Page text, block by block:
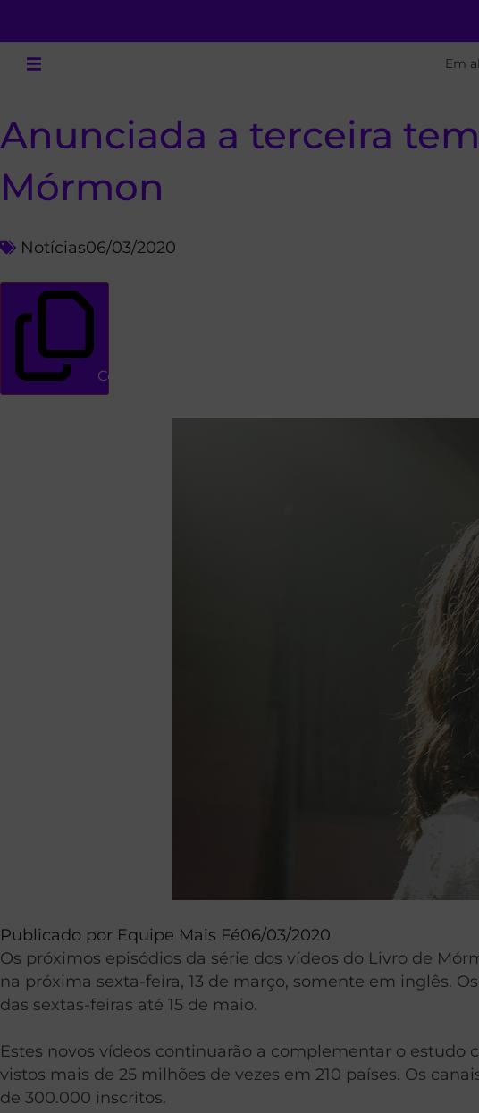
Em
Anunciada a terceira
Mórmon
Notícias06/03/2020
Copiar link
Publicado por Equipe Mais Fé06/03/2020
Os próximos episódios da série dos vídeos do Livro de
na próxima sexta-feira, 13 de março, somente em inglês.
das sextas-feiras até 15 de maio.
Estes novos vídeos continuarão a complementar o estudo
vistos mais de 25 milhões de vezes em 210 países. Os
de 300.000 inscritos.